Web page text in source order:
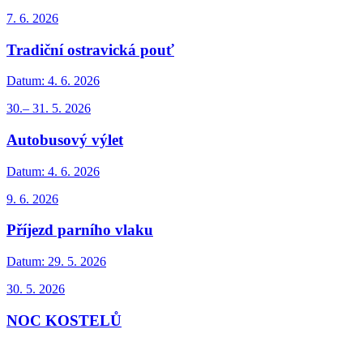
7. 6. 2026
Tradiční ostravická pouť
Datum: 4. 6. 2026
30.– 31. 5. 2026
Autobusový výlet
Datum: 4. 6. 2026
9. 6. 2026
Příjezd parního vlaku
Datum: 29. 5. 2026
30. 5. 2026
NOC KOSTELŮ